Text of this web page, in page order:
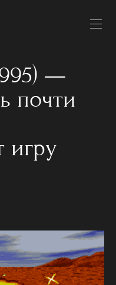
—
почти
игру